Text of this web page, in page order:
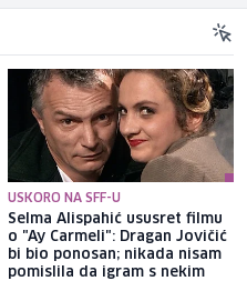
USKORO NA SFF-U
Selma Alispahić ususret filmu
o "Ay Carmeli": Dragan Jovičić
bi bio ponosan; nikada nisam
pomislila da igram s nekim